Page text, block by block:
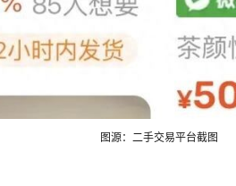
图源：二手交易平台截图